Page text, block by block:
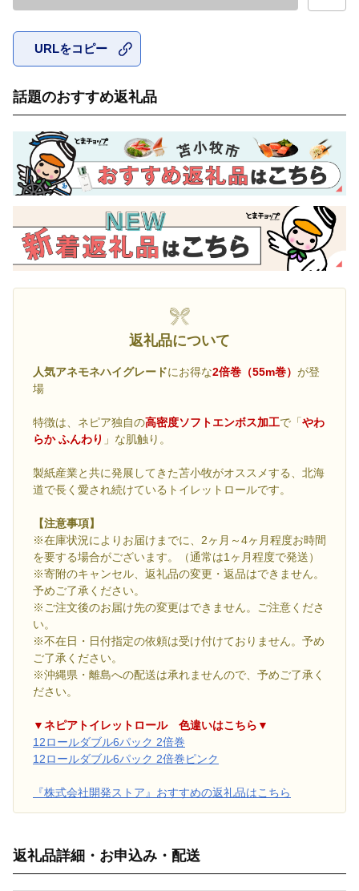
URLをコピー
話題のおすすめ返礼品
返礼品について
人気アネモネハイグレードにお得な2倍巻（55m巻） が登
場
特徴は、ネピア独自の高密度ソフトエンボス加工で「やわ
らか ふんわり 」な肌触り。
製紙産業と共に発展してきた苫小牧がオススメする、北海
道で長く愛され続けているトイレットロールです。
【注意事項】
※在庫状況によりお届けまでに、2ヶ月～4ヶ月程度お時間
を要する場合がございます。（通常は1ヶ月程度で発送）
※寄附のキャンセル、返礼品の変更・返品はできません。
予めご了承ください。
※ご注文後のお届け先の変更はできません。ご注意くださ
い。
※不在日・日付指定の依頼は受け付けておりません。予め
ご了承ください。
※沖縄県・離島への配送は承れませんので、予めご了承く
ださい。
▼ネピアトイレットロール 色違いはこちら▼
12ロールダブル6パック 2倍巻
12ロールダブル6パック 2倍巻ピンク
『株式会社開発ストア』おすすめの返礼品はこちら
返礼品詳細・お申込み・配送